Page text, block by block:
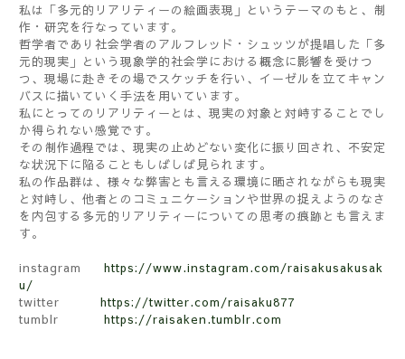
私は「多元的リアリティーの絵画表現」というテーマのもと、制
作・研究を行なっています。
哲学者であり社会学者のアルフレッド・シュッツが提唱した「多
元的現実」という現象学的社会学における概念に影響を受けつ
つ、現場に赴きその場でスケッチを行い、イーゼルを立てキャン
バスに描いていく手法を用いています。
私にとってのリアリティーとは、現実の対象と対峙することでし
か得られない感覚です。
その制作過程では、現実の止めどない変化に振り回され、不安定
な状況下に陥ることもしばしば見られます。
私の作品群は、様々な弊害とも言える環境に晒されながらも現実
と対峙し、他者とのコミュニケーションや世界の捉えようのなさ
を内包する多元的リアリティーについての思考の痕跡とも言えま
す。
instagram https://www.instagram.com/raisakusakusak
u/
twitter https://twitter.com/raisaku877
tumblr https://raisaken.tumblr.com